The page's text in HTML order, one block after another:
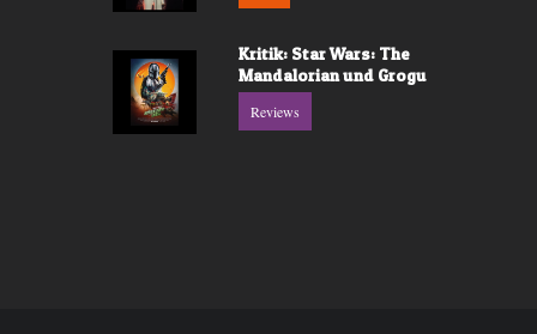
Kritik: Star Wars: The
Mandalorian und Grogu
Reviews